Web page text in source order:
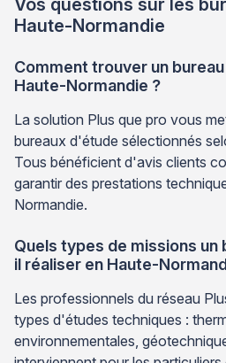
Haute-Normandie
Comment trouver un
Haute-Normandie ?
La solution Plus que pro vous
bureaux d'étude sélectionnés
Tous bénéficient d'avis clients
garantir des prestations
Normandie.
Quels types de missions
il réaliser en Haute-
Les professionnels du réseau
types d'études techniques :
environnementales,